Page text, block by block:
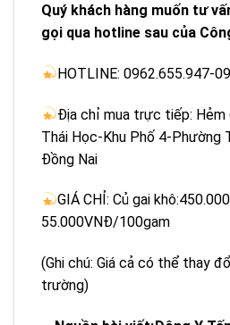
Quý khách hàng muốn tư
gọi qua hotline sau của
HOTLINE: 0962.655.947-
Địa chỉ mua trực tiếp: Hẻm
Thái Học-Khu Phố 4-Phường
Đồng Nai
GIÁ CHỈ: Củ gai
55.000VNĐ/100gam
(Ghi chú: Giá cả có thể thay
trường)